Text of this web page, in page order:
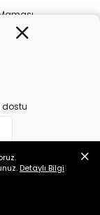
Kedilerin Dilleri Hakkında Çarpıcı ve İlginç 7 Bilgi
dostu
Detaylı Bilgi